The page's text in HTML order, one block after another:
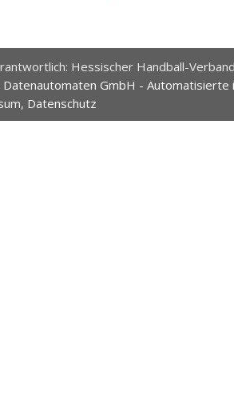
Hessischer Handball-
Datenautomaten GmbH -
, Datenschutz